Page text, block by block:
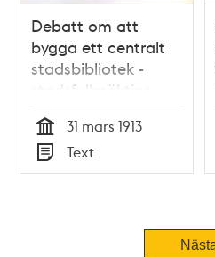
Debatt om att
bygga ett centralt
stadsbibliotek -
stadsfullmäktige
1913
Tid
31 mars 1913
Typ
Text
Tidigare